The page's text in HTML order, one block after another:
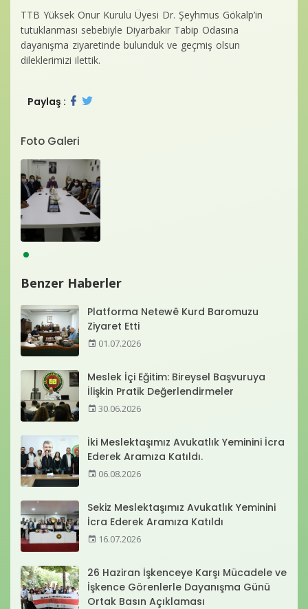
TTB Yüksek Onur Kurulu Üyesi Dr. Şeyhmus Gökalp’in
tutuklanması sebebiyle Diyarbakır Tabip Odasına
dayanışma ziyaretinde bulunduk ve geçmiş olsun
dileklerimizi ilettik.
Paylaş :
Foto Galeri
Benzer Haberler
Platforma Netewê Kurd Baromuzu
Ziyaret Etti
01.07.2026
Meslek İçi Eğitim: Bireysel Başvuruya
İlişkin Pratik Değerlendirmeler
30.06.2026
İki Meslektaşımız Avukatlık Yeminini İcra
Ederek Aramıza Katıldı.
06.08.2026
Sekiz Meslektaşımız Avukatlık Yeminini
İcra Ederek Aramıza Katıldı
16.07.2026
26 Haziran İşkenceye Karşı Mücadele ve
İşkence Görenlerle Dayanışma Günü
Ortak Basın Açıklaması